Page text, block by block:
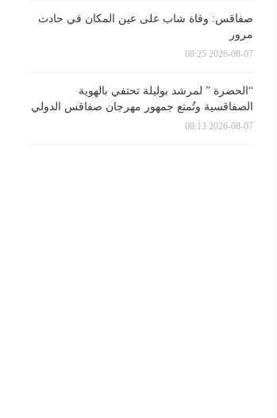
صفاقس: وفاة شاب على عين المكان في حادث
مرور
2026-08-07 08:25
“الحضرة ” لمرشد بوليلة تحتفي بالهوية
الصفاقسية وتُمتع جمهور مهرجان صفاقس الدولي
2026-08-07 08:13